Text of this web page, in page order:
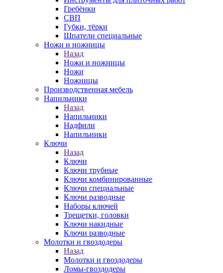
Гребёнки
СВП
Губки, тёрки
Шпатели специальные
Ножи и ножницы
Назад
Ножи и ножницы
Ножи
Ножницы
Производственная мебель
Напильники
Назад
Напильники
Надфили
Напильники
Ключи
Назад
Ключи
Ключи трубные
Ключи комбинированные
Ключи специальные
Ключи разводные
Наборы ключей
Трещетки, головки
Ключи накидные
Ключи разводные
Молотки и гвоздодеры
Назад
Молотки и гвоздодеры
Ломы-гвоздодеры